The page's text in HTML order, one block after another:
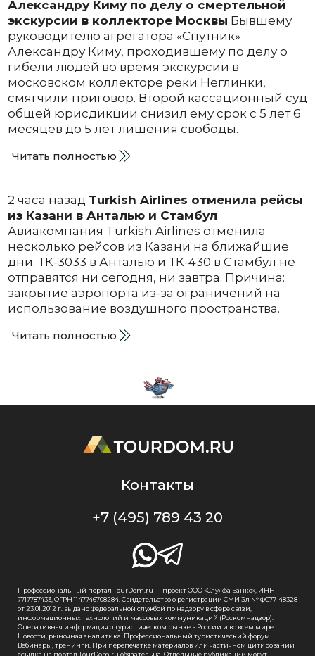
Александру Киму по делу о смертельной
экскурсии в коллекторе Москвы Бывшему
руководителю агрегатора «Спутник»
Александру Киму, проходившему по делу о
гибели людей во время экскурсии в
московском коллекторе реки Неглинки,
смягчили приговор. Второй кассационный суд
общей юрисдикции снизил ему срок с 5 лет 6
месяцев до 5 лет лишения свободы.
Читать полностью
2 часа назад Turkish Airlines отменила рейсы
из Казани в Анталью и Стамбул
Авиакомпания Turkish Airlines отменила
несколько рейсов из Казани на ближайшие
дни. ТК-3033 в Анталью и ТК-430 в Стамбул не
отправятся ни сегодня, ни завтра. Причина:
закрытие аэропорта из-за ограничений на
использование воздушного пространства.
Читать полностью
Контакты
+7 (495) 789 43 20
Профессиональный портал TourDom.ru — проект ООО «Служба Банко», ИНН
7717787433, ОГРН 1147746708284. Свидетельство о регистрации СМИ Эл № ФС77-48328
от 23.01.2012 г. выдано Федеральной службой по надзору в сфере связи,
информационных технологий и массовых коммуникаций (Роскомнадзор).
Оперативная информация о туристическом рынке в России и во всем мире.
Новости, рыночная аналитика. Профессиональный туристический форум.
Вебинары, тренинги. При перепечатке материалов или частичном цитировании
ссылка на портал TourDom.ru обязательна. Отдельные публикации могут